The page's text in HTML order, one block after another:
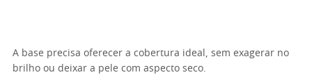
A base precisa oferecer a cobertura ideal, sem exagerar no
brilho ou deixar a pele com aspecto seco.